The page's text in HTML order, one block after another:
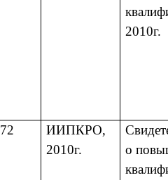
2010г.
72
ИИПКРО,
2010г.
о